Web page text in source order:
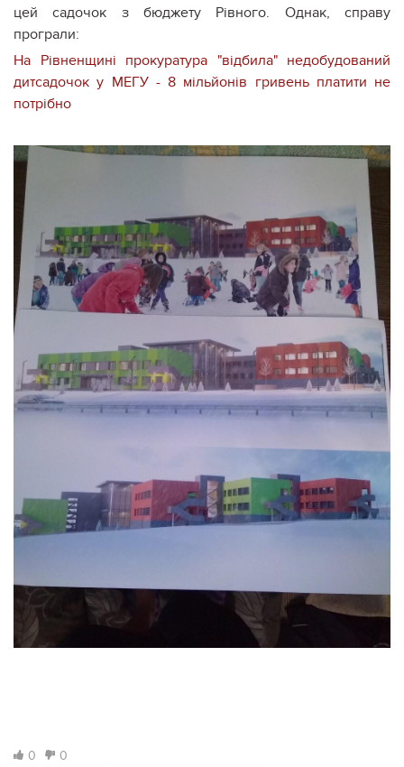
цей садочок з бюджету Рівного. Однак, справу
програли:
На Рівненщині прокуратура "відбила" недобудований
дитсадочок у МЕГУ - 8 мільйонів гривень платити не
потрібно
0 0